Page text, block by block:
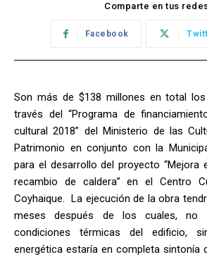
Comparte en tus
Facebook
Son más de $138 millones en total
través del “Programa de
cultural 2018” del Ministerio de las
Patrimonio en conjunto con la
para el desarrollo del proyecto “Mejora
recambio de caldera” en el Centro
Coyhaique. La ejecución de la obra
meses después de los cuales, no
condiciones térmicas del edificio,
energética estaría en completa sintonía